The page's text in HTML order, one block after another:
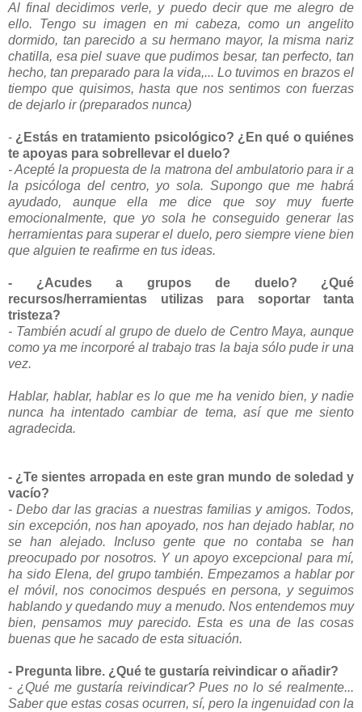
Al final decidimos verle, y puedo decir que me alegro de
ello. Tengo su imagen en mi cabeza, como un angelito
dormido, tan parecido a su hermano mayor, la misma nariz
chatilla, esa piel suave que pudimos besar, tan perfecto, tan
hecho, tan preparado para la vida,... Lo tuvimos en brazos el
tiempo que quisimos, hasta que nos sentimos con fuerzas
de dejarlo ir (preparados nunca)
- ¿Estás en tratamiento psicológico? ¿En qué o quiénes
te apoyas para sobrellevar el duelo?
- Acepté la propuesta de la matrona del ambulatorio para ir a
la psicóloga del centro, yo sola. Supongo que me habrá
ayudado, aunque ella me dice que soy muy fuerte
emocionalmente, que yo sola he conseguido generar las
herramientas para superar el duelo, pero siempre viene bien
que alguien te reafirme en tus ideas.
- ¿Acudes a grupos de duelo? ¿Qué
recursos/herramientas utilizas para soportar tanta
tristeza?
- También acudí al grupo de duelo de Centro Maya, aunque
como ya me incorporé al trabajo tras la baja sólo pude ir una
vez.
Hablar, hablar, hablar es lo que me ha venido bien, y nadie
nunca ha intentado cambiar de tema, así que me siento
agradecida.
- ¿Te sientes arropada en este gran mundo de soledad y
vacío?
- Debo dar las gracias a nuestras familias y amigos. Todos,
sin excepción, nos han apoyado, nos han dejado hablar, no
se han alejado. Incluso gente que no contaba se han
preocupado por nosotros. Y un apoyo excepcional para mí,
ha sido Elena, del grupo también. Empezamos a hablar por
el móvil, nos conocimos después en persona, y seguimos
hablando y quedando muy a menudo. Nos entendemos muy
bien, pensamos muy parecido. Esta es una de las cosas
buenas que he sacado de esta situación.
- Pregunta libre. ¿Qué te gustaría reivindicar o añadir?
- ¿Qué me gustaría reivindicar? Pues no lo sé realmente...
Saber que estas cosas ocurren, sí, pero la ingenuidad con la